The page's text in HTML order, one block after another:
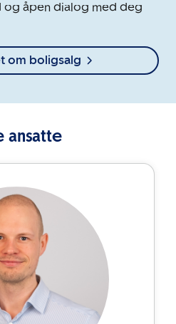
åpen dialog med deg
om boligsalg
ansatte